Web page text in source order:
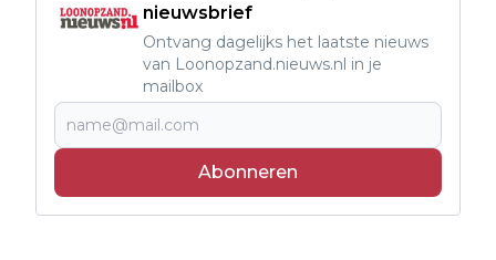
nieuwsbrief
Ontvang dagelijks het laatste nieuws
van Loonopzand.nieuws.nl in je
mailbox
Abonneren